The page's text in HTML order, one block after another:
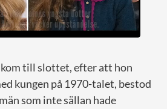
till slottet, efter att hon
kungen på 1970-talet, bestod
som inte sällan hade